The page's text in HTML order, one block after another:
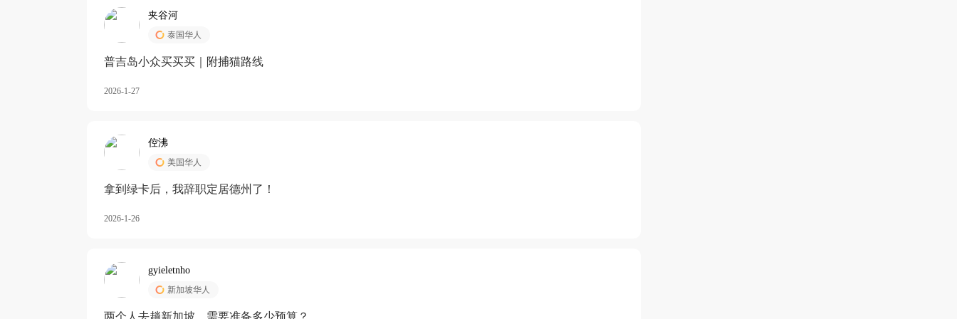
夹谷河
泰国华人
️普吉岛小众买买买｜附捕猫路线
2026-1-27
倥沸
美国华人
拿到绿卡后，我辞职定居德州了！
2026-1-26
gyieletnho
新加坡华人
两个人去趟新加坡，需要准备多少预算？